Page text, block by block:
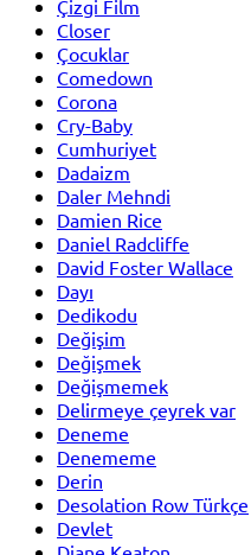
Çizgi Film
Closer
Çocuklar
Comedown
Corona
Cry-Baby
Cumhuriyet
Dadaizm
Daler Mehndi
Damien Rice
Daniel Radcliffe
David Foster Wallace
Dayı
Dedikodu
Değişim
Değişmek
Değişmemek
Delirmeye çeyrek var
Deneme
Denememe
Derin
Desolation Row Türkçe
Devlet